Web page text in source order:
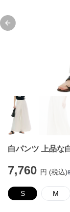
Previous slide
白パンツ 上品な
7,760 円 (税込)
S M